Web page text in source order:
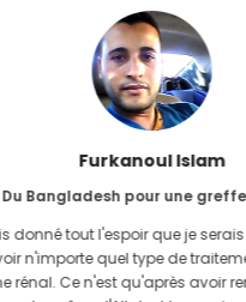
de rein
en mesure de
pour mon
rencontré GoMedii